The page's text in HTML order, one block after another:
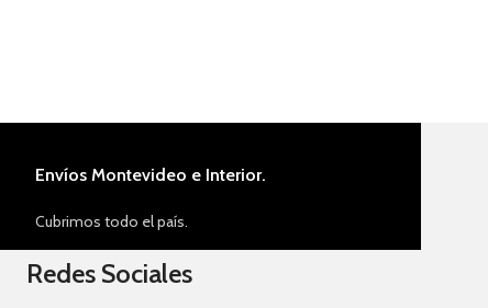
Envíos Montevideo e Interior.
Cubrimos todo el país.
Redes Sociales